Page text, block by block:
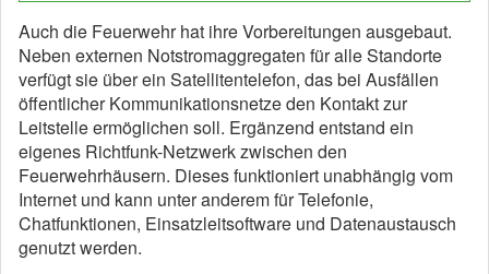
Auch die Feuerwehr hat ihre Vorbereitungen ausgebaut.
Neben externen Notstromaggregaten für alle Standorte
verfügt sie über ein Satellitentelefon, das bei Ausfällen
öffentlicher Kommunikationsnetze den Kontakt zur
Leitstelle ermöglichen soll. Ergänzend entstand ein
eigenes Richtfunk-Netzwerk zwischen den
Feuerwehrhäusern. Dieses funktioniert unabhängig vom
Internet und kann unter anderem für Telefonie,
Chatfunktionen, Einsatzleitsoftware und Datenaustausch
genutzt werden.